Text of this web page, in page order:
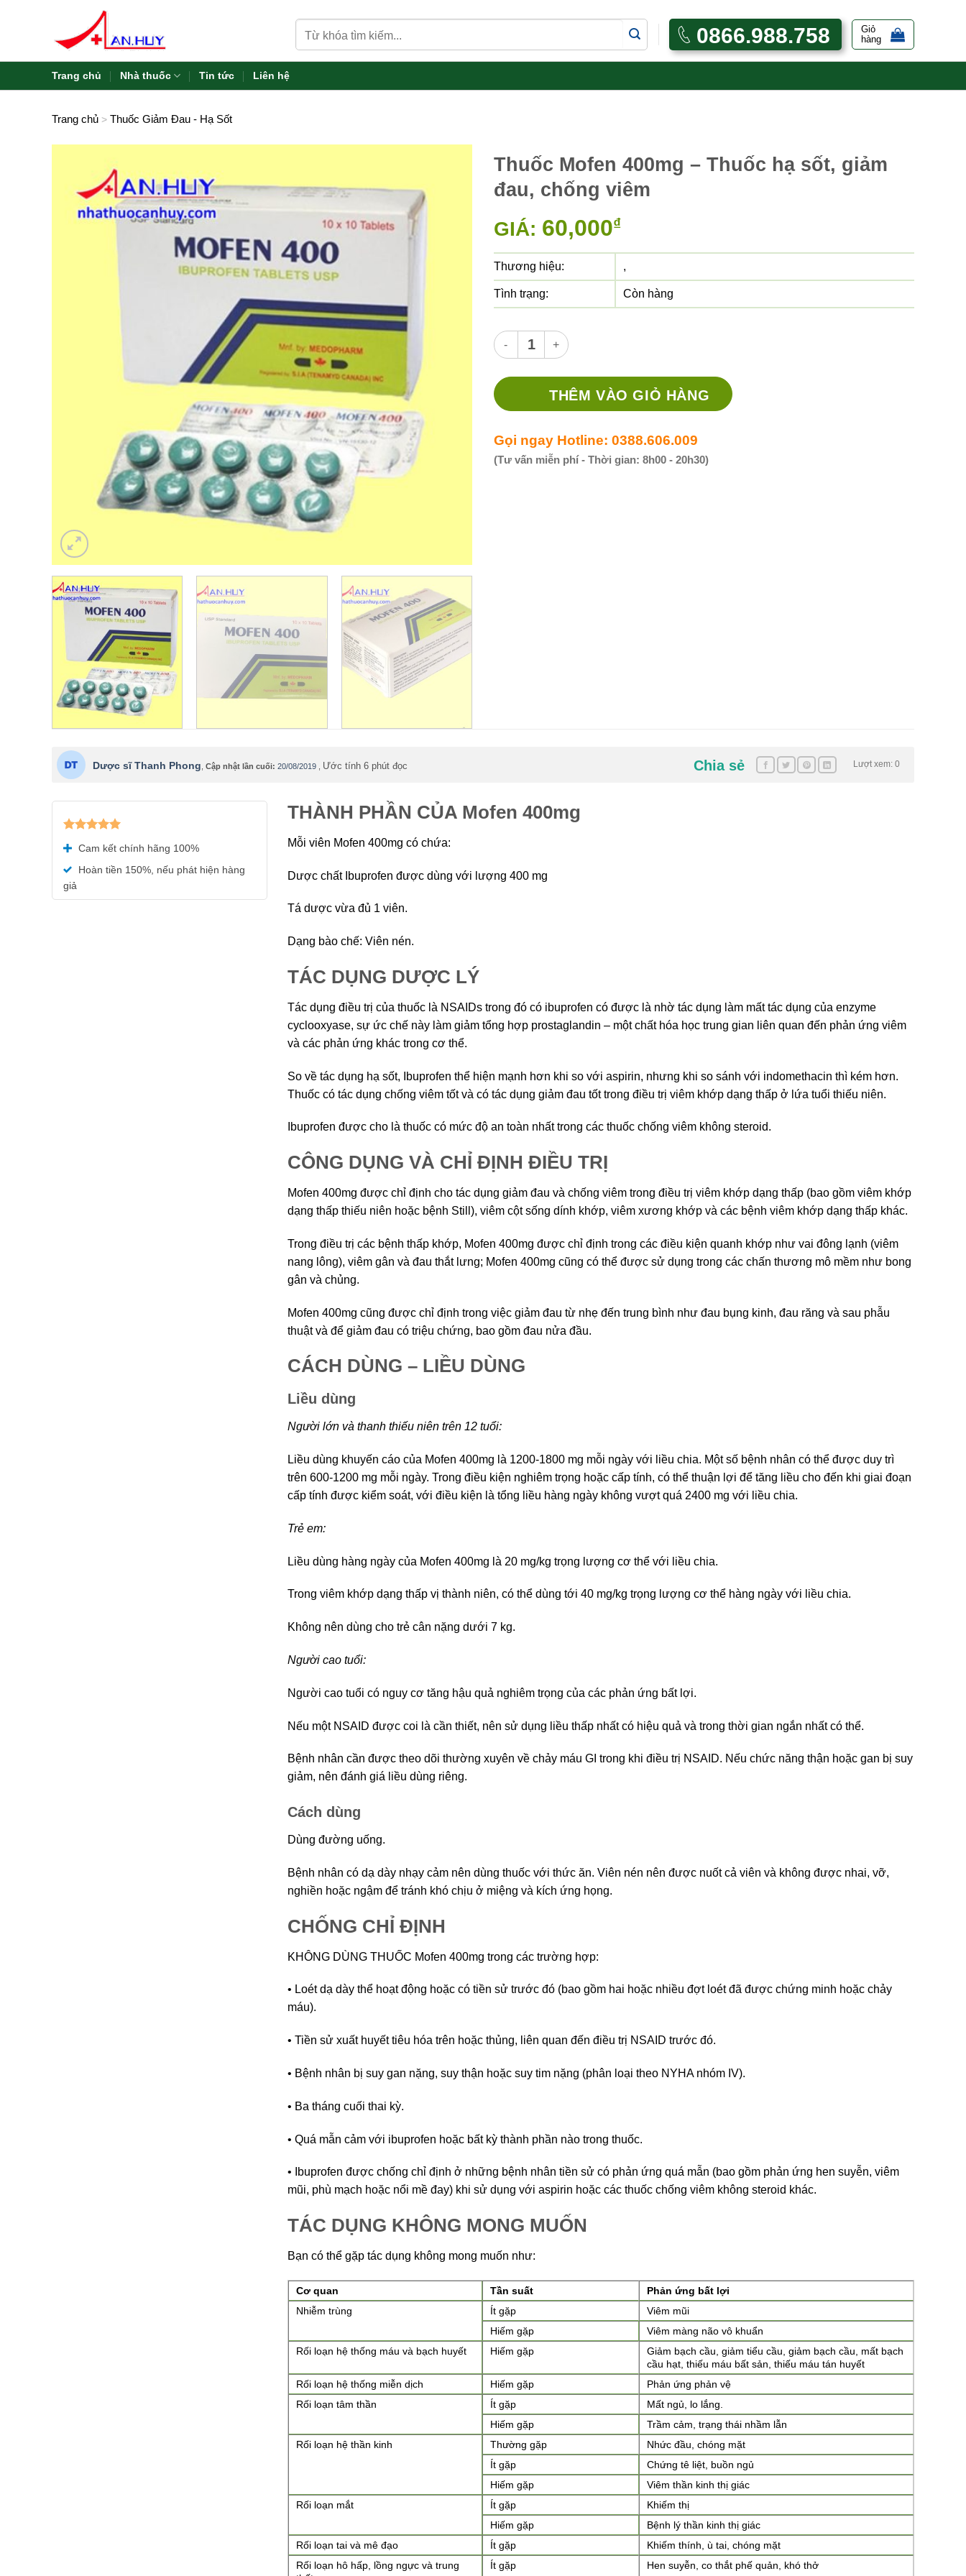
kiếm:
0866.988.758
Giỏ
hàng
Trang chủ Nhà thuốc Tin tức Liên hệ
Trang chủ > Thuốc Giảm Đau - Hạ Sốt
Thuốc Mofen 400mg – Thuốc hạ sốt, giảm
đau, chống viêm
GIÁ: 60,000₫
Thương hiệu: ,
Tình trạng: Còn hàng
Thuốc Mofen 400mg – Thuốc hạ sốt, giảm đau, chống viêm số lượng
THÊM VÀO GIỎ HÀNG
Gọi ngay Hotline: 0388.606.009
(Tư vấn miễn phí - Thời gian: 8h00 - 20h30)
Dược sĩ Thanh Phong Cập nhật lần cuối: 20/08/2019 Ước tính 6 phút đọc Lượt xem: 0
Chia sẻ
hạng5.00
5 sao
Cam kết chính hãng 100%
Hoàn tiền 150%, nếu phát hiện hàng
giả
THÀNH PHẦN CỦA Mofen 400mg
Mỗi viên Mofen 400mg có chứa:
Dược chất Ibuprofen được dùng với lượng 400 mg
Tá dược vừa đủ 1 viên.
Dạng bào chế: Viên nén.
TÁC DỤNG DƯỢC LÝ
Tác dụng điều trị của thuốc là NSAIDs trong đó có ibuprofen có được là nhờ tác dụng làm mất tác dụng của enzyme
cyclooxyase, sự ức chế này làm giảm tổng hợp prostaglandin – một chất hóa học trung gian liên quan đến phản ứng viêm
và các phản ứng khác trong cơ thể.
So về tác dụng hạ sốt, Ibuprofen thể hiện mạnh hơn khi so với aspirin, nhưng khi so sánh với indomethacin thì kém hơn.
Thuốc có tác dụng chống viêm tốt và có tác dụng giảm đau tốt trong điều trị viêm khớp dạng thấp ở lứa tuổi thiếu niên.
Ibuprofen được cho là thuốc có mức độ an toàn nhất trong các thuốc chống viêm không steroid.
CÔNG DỤNG VÀ CHỈ ĐỊNH ĐIỀU TRỊ
Mofen 400mg được chỉ định cho tác dụng giảm đau và chống viêm trong điều trị viêm khớp dạng thấp (bao gồm viêm khớp
dạng thấp thiếu niên hoặc bệnh Still), viêm cột sống dính khớp, viêm xương khớp và các bệnh viêm khớp dạng thấp khác.
Trong điều trị các bệnh thấp khớp, Mofen 400mg được chỉ định trong các điều kiện quanh khớp như vai đông lạnh (viêm
nang lông), viêm gân và đau thắt lưng; Mofen 400mg cũng có thể được sử dụng trong các chấn thương mô mềm như bong
gân và chủng.
Mofen 400mg cũng được chỉ định trong việc giảm đau từ nhẹ đến trung bình như đau bụng kinh, đau răng và sau phẫu
thuật và để giảm đau có triệu chứng, bao gồm đau nửa đầu.
CÁCH DÙNG – LIỀU DÙNG
Liều dùng
Người lớn và thanh thiếu niên trên 12 tuổi:
Liều dùng khuyến cáo của Mofen 400mg là 1200-1800 mg mỗi ngày với liều chia. Một số bệnh nhân có thể được duy trì
trên 600-1200 mg mỗi ngày. Trong điều kiện nghiêm trọng hoặc cấp tính, có thể thuận lợi để tăng liều cho đến khi giai đoạn
cấp tính được kiểm soát, với điều kiện là tổng liều hàng ngày không vượt quá 2400 mg với liều chia.
Trẻ em:
Liều dùng hàng ngày của Mofen 400mg là 20 mg/kg trọng lượng cơ thể với liều chia.
Trong viêm khớp dạng thấp vị thành niên, có thể dùng tới 40 mg/kg trọng lượng cơ thể hàng ngày với liều chia.
Không nên dùng cho trẻ cân nặng dưới 7 kg.
Người cao tuổi:
Người cao tuổi có nguy cơ tăng hậu quả nghiêm trọng của các phản ứng bất lợi.
Nếu một NSAID được coi là cần thiết, nên sử dụng liều thấp nhất có hiệu quả và trong thời gian ngắn nhất có thể.
Bệnh nhân cần được theo dõi thường xuyên về chảy máu GI trong khi điều trị NSAID. Nếu chức năng thận hoặc gan bị suy
giảm, nên đánh giá liều dùng riêng.
Cách dùng
Dùng đường uống.
Bệnh nhân có dạ dày nhạy cảm nên dùng thuốc với thức ăn. Viên nén nên được nuốt cả viên và không được nhai, vỡ,
nghiền hoặc ngậm để tránh khó chịu ở miệng và kích ứng họng.
CHỐNG CHỈ ĐỊNH
KHÔNG DÙNG THUỐC Mofen 400mg trong các trường hợp:
• Loét dạ dày thể hoạt động hoặc có tiền sử trước đó (bao gồm hai hoặc nhiều đợt loét đã được chứng minh hoặc chảy
máu).
• Tiền sử xuất huyết tiêu hóa trên hoặc thủng, liên quan đến điều trị NSAID trước đó.
• Bệnh nhân bị suy gan nặng, suy thận hoặc suy tim nặng (phân loại theo NYHA nhóm IV).
• Ba tháng cuối thai kỳ.
• Quá mẫn cảm với ibuprofen hoặc bất kỳ thành phần nào trong thuốc.
• Ibuprofen được chống chỉ định ở những bệnh nhân tiền sử có phản ứng quá mẫn (bao gồm phản ứng hen suyễn, viêm
mũi, phù mạch hoặc nổi mề đay) khi sử dụng với aspirin hoặc các thuốc chống viêm không steroid khác.
TÁC DỤNG KHÔNG MONG MUỐN
Bạn có thể gặp tác dụng không mong muốn như:
Cơ quan Tần suất
Phản ứng bất lợi
Nhiễm trùng
Ít gặp
Viêm mũi
Hiếm gặp
Viêm màng não vô khuẩn
Rối loạn hệ thống máu và bạch huyết
Hiếm gặp
Giảm bạch cầu, giảm tiểu cầu, giảm bạch cầu, mất bạch
cầu hạt, thiếu máu bất sản, thiếu máu tán huyết
Rối loạn hệ thống miễn dịch
Hiếm gặp
Phản ứng phản vệ
Rối loạn tâm thần
Ít gặp
Mất ngủ, lo lắng.
Hiếm gặp
Trầm cảm, trạng thái nhầm lẫn
Rối loạn hệ thần kinh
Thường gặp
Nhức đầu, chóng mặt
Ít gặp
Chứng tê liệt, buồn ngủ
Hiếm gặp
Viêm thần kinh thị giác
Rối loạn mắt
Ít gặp
Khiếm thị
Hiếm gặp
Bệnh lý thần kinh thị giác
Rối loạn tai và mê đạo
Ít gặp
Khiếm thính, ù tai, chóng mặt
Rối loạn hô hấp, lồng ngực và trung
Ít gặp Hen suyễn, co thắt phế quản, khó thở